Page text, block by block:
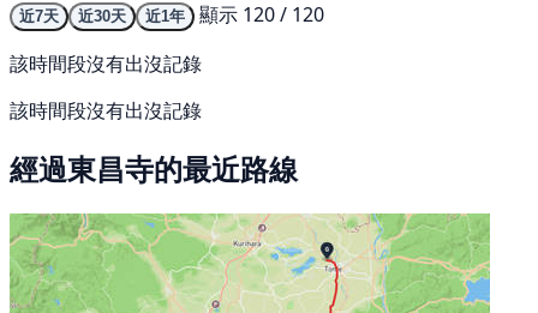
近7天 近30天 近1年
顯示 120 / 120
該時間段沒有出沒記錄
該時間段沒有出沒記錄
經過東昌寺的最近路線